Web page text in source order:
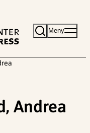
Meny
Andrea